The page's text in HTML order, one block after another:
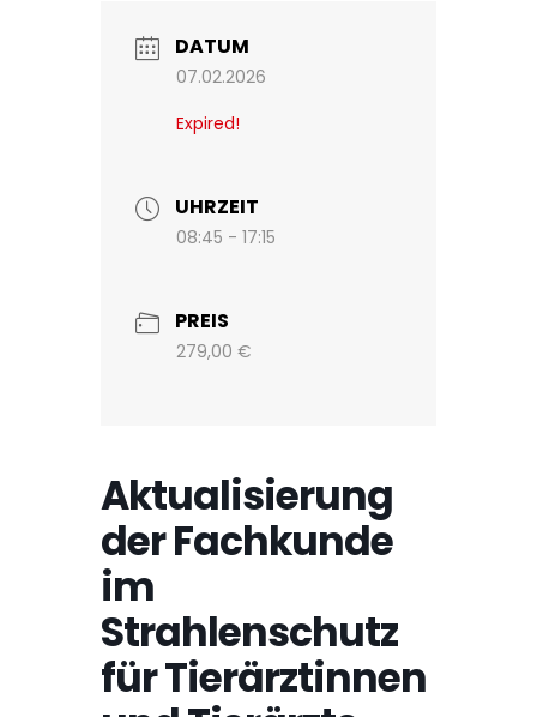
DATUM
07.02.2026
Expired!
UHRZEIT
08:45 - 17:15
PREIS
279,00 €
Aktualisierung
der Fachkunde
im
Strahlenschutz
für Tierärztinnen